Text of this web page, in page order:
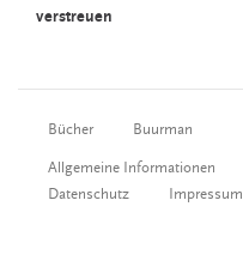
verstreuen
Bücher Buurman
Allgemeine Informationen
Datenschutz
Impressum